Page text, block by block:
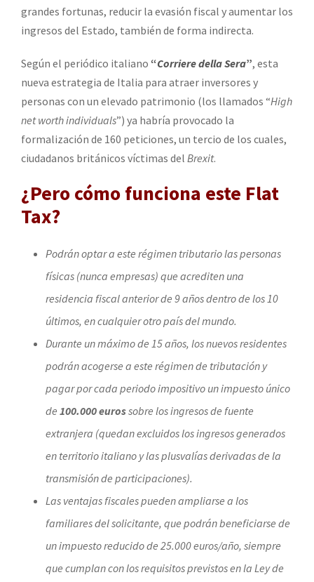
grandes fortunas, reducir la evasión fiscal y aumentar los
ingresos del Estado, también de forma indirecta.
Según el periódico italiano “Corriere della Sera”, esta
nueva estrategia de Italia para atraer inversores y
personas con un elevado patrimonio (los llamados “High
net worth individuals”) ya habría provocado la
formalización de 160 peticiones, un tercio de los cuales,
ciudadanos británicos víctimas del Brexit.
¿Pero cómo funciona este Flat
Tax?
Podrán optar a este régimen tributario las personas
físicas (nunca empresas) que acrediten una
residencia fiscal anterior de 9 años dentro de los 10
últimos, en cualquier otro país del mundo.
Durante un máximo de 15 años, los nuevos residentes
podrán acogerse a este régimen de tributación y
pagar por cada periodo impositivo un impuesto único
de 100.000 eurossobre los ingresos de fuente
extranjera (quedan excluidos los ingresos generados
en territorio italiano y las plusvalías derivadas de la
transmisión de participaciones).
Las ventajas fiscales pueden ampliarse a los
familiares del solicitante, que podrán beneficiarse de
un impuesto reducido de 25.000 euros/año, siempre
que cumplan con los requisitos previstos en la Ley de